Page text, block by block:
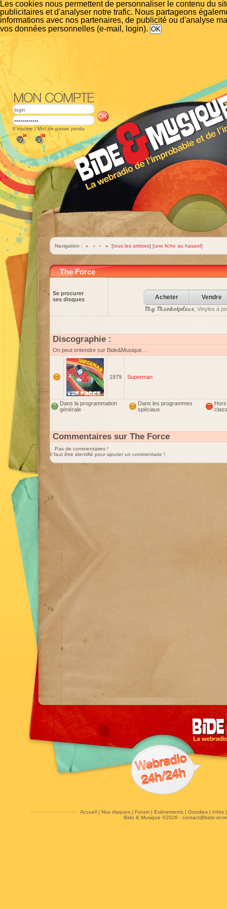
Les cookies nous permettent de personnaliser le contenu du
publicitaires et d'analyser notre trafic. Nous partageons
informations avec nos partenaires, de publicité ou d'analyse
vos données personnelles (e-mail, login).
S'inscrire | Mot de passe perdu
Navigation : « ‹ › » [tous les artistes] [une fiche au hasard]
The Force
Se procurer
ses disques
Acheter Vendre
My Marketplace, Vinyles à
Discographie :
On peut entendre sur Bide&Musique…
1979 Superman
Dans la programmation
générale
Dans les programmes
spéciaux
Hors
Commentaires sur The Force
Pas de commentaires !
Il faut être identifié pour ajouter un commentaire !
Accueil| Nos disques| Forum| Evénements| Goodies| Infos
Bide & Musique ©2026 - contact@bide-et-